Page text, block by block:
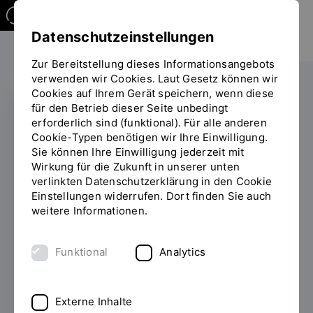
JUBILÄUM
Meilenstein und
Stabwechsel: 25 Jahre
Stiftung zur Förderung
der OTH Regensburg
OTH Regensburg feierte am Mittwoch, 14.
Mai 2025, ihr 25-jähriges Bestehen. Seit
Datenschutzeinstellungen
Zur Bereitstellung dieses Informationsangebots
verwenden wir Cookies. Laut Gesetz können wir
Cookies auf Ihrem Gerät speichern, wenn diese
für den Betrieb dieser Seite unbedingt
erforderlich sind (funktional). Für alle anderen
Cookie-Typen benötigen wir Ihre Einwilligung.
Sie können Ihre Einwilligung jederzeit mit
Wirkung für die Zukunft in unserer unten
verlinkten Datenschutzerklärung in den Cookie
Einstellungen widerrufen. Dort finden Sie auch
weitere Informationen.
Funktional Analytics
Externe Inhalte